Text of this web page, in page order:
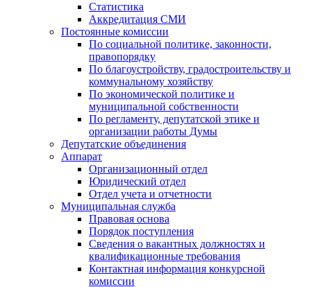
Статистика
Аккредитация СМИ
Постоянные комиссии
По социальной политике, законности,
правопорядку
По благоустройству, градостроительству и
коммунальному хозяйству
По экономической политике и
муниципальной собственности
По регламенту, депутатской этике и
организации работы Думы
Депутатские объединения
Аппарат
Организационный отдел
Юридический отдел
Отдел учета и отчетности
Муниципальная служба
Правовая основа
Порядок поступления
Сведения о вакантных должностях и
квалификационные требования
Контактная информация конкурсной
комиссии